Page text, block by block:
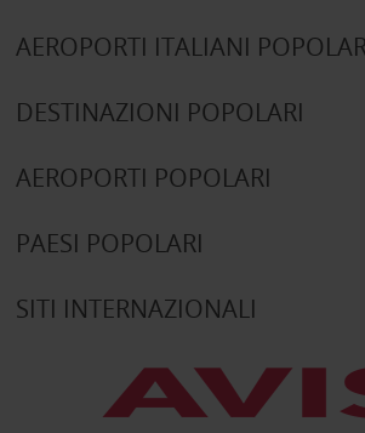
AEROPORTI ITALIANI
DESTINAZIONI POPOLARI
AEROPORTI POPOLARI
PAESI POPOLARI
SITI INTERNAZIONALI